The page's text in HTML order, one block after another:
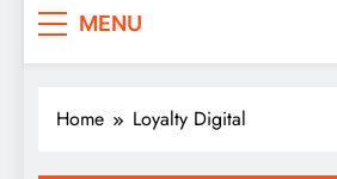
MENU
Home Loyalty Digital